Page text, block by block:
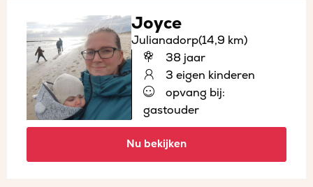
Joyce
Julianadorp(14,9 km)
38 jaar
3 eigen kinderen
opvang bij:
gastouder
Nu bekijken